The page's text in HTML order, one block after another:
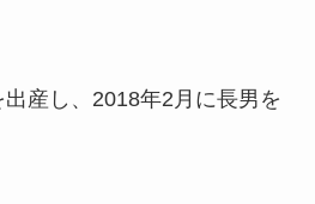
産し、2018年2月に長男を